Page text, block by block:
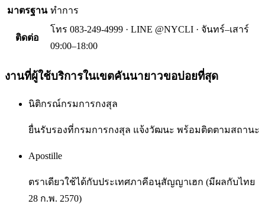
มาตรฐาน ทำการ
ติดต่อ
โทร 083-249-4999 · LINE @NYCLI · จันทร์–เสาร์
09:00–18:00
งานที่ผู้ใช้บริการในเขตคันนายาวขอบ่อยที่สุด
นิติกรณ์กรมการกงสุล
ยื่นรับรองที่กรมการกงสุล แจ้งวัฒนะ พร้อมติดตามสถานะ
Apostille
ตราเดียวใช้ได้กับประเทศภาคีอนุสัญญาเฮก (มีผลกับไทย
28 ก.พ. 2570)